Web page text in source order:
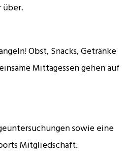
über.
Obst, Snacks, Getränke
Mittagessen gehen auf
sowie eine
Mitgliedschaft.